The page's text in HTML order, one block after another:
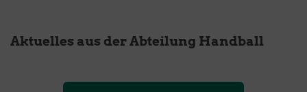
Aktuelles aus der Abteilung Handball